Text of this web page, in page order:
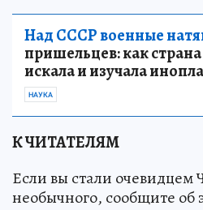
Над СССР военные
пришельцев: как страна
искала и изучала
НАУКА
К ЧИТАТЕЛЯМ
Если вы стали очевидцем
необычного, сообщите об